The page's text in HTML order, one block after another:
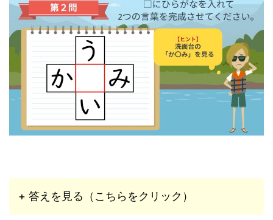
+ 答えを見る（こちらをクリック）